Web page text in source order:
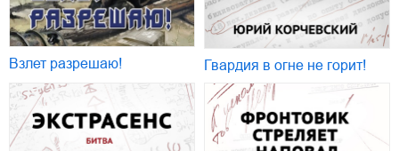
Взлет разрешаю! Гвардия в огне не горит!